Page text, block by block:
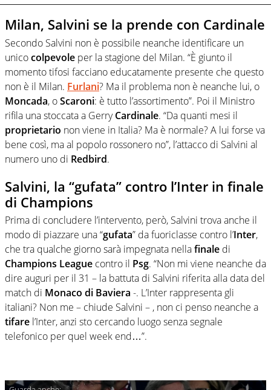
Milan, Salvini se la prende con Cardinale
Secondo Salvini non è possibile neanche identificare un
unicocolpevole per la stagione del Milan. “È giunto il
momento tifosi facciano educatamente presente che questo
non è il Milan. Furlani? Ma il problema non è neanche lui, o
Moncada, oScaroni: è tutto l’assortimento”. Poi il Ministro
rifila una stoccata a GerryCardinale. “Da quanti mesi il
proprietario non viene in Italia? Ma è normale? A lui forse va
bene così, ma al popolo rossonero no”, l’attacco di Salvini al
numero uno di Redbird.
Salvini, la “gufata” contro l’Inter in finale
di Champions
Prima di concludere l’intervento, però, Salvini trova anche il
modo di piazzare una “gufata” da fuoriclasse contro l’Inter,
che tra qualche giorno sarà impegnata nellafinale di
Champions League contro il Psg. “Non mi viene neanche da
dire auguri per il 31 – la battuta di Salvini riferita alla data del
match di Monaco di Baviera -. L’Inter rappresenta gli
italiani? Non me – chiude Salvini – , non ci penso neanche a
tifare l’Inter, anzi sto cercando luogo senza segnale
telefonico per quel week end…”.